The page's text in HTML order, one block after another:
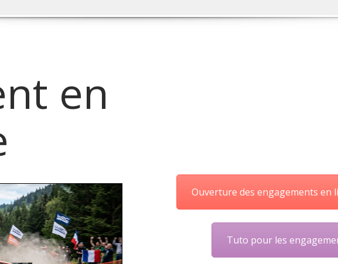
en
Ouverture des engagements en
Tuto pour les